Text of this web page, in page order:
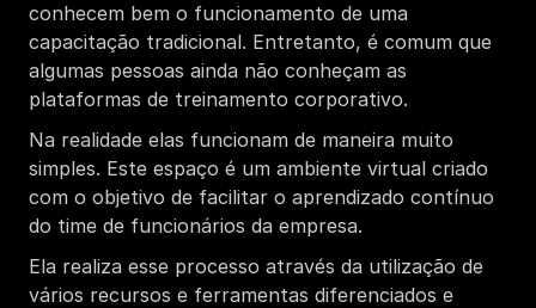
conhecem bem o funcionamento de uma
capacitação tradicional. Entretanto, é comum que
algumas pessoas ainda não conheçam as
plataformas de treinamento corporativo.
Na realidade elas funcionam de maneira muito
simples. Este espaço é um ambiente virtual criado
com o objetivo de facilitar o aprendizado contínuo
do time de funcionários da empresa.
Ela realiza esse processo através da utilização de
vários recursos e ferramentas diferenciados e